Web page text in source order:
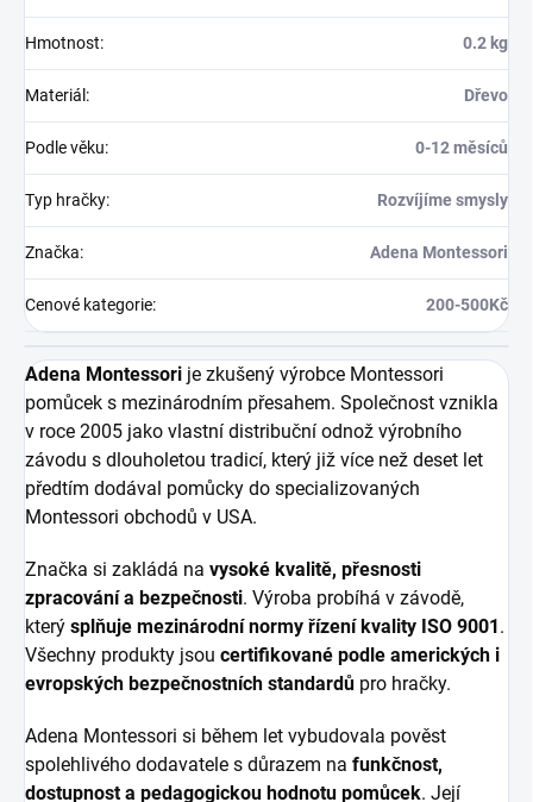
Hmotnost: 0.2 kg
Materiál : Dřevo
Podle věku: 0-12 měsíců
Typ hračky: Rozvíjíme smysly
Značka: Adena Montessori
Cenové kategorie: 200-500Kč
Adena Montessori je zkušený výrobce Montessori
pomůcek s mezinárodním přesahem. Společnost vznikla
v roce 2005 jako vlastní distribuční odnož výrobního
závodu s dlouholetou tradicí, který již více než deset let
předtím dodával pomůcky do specializovaných
Montessori obchodů v USA.
Značka si zakládá na vysoké kvalitě, přesnosti
zpracování a bezpečnosti. Výroba probíhá v závodě,
který splňuje mezinárodní normy řízení kvality ISO 9001 .
Všechny produkty jsou certifikované podle amerických i
evropských bezpečnostních standardů pro hračky.
Adena Montessori si během let vybudovala pověst
spolehlivého dodavatele s důrazem na funkčnost,
dostupnost a pedagogickou hodnotu pomůcek. Její